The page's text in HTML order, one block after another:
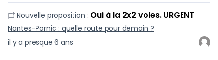
il y a presque 6 ans
Nouvelle proposition : Oui à la 2x2 voies. URGENT
Nantes-Pornic : quelle route pour demain ?